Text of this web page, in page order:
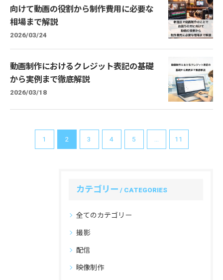
向けて動画の役割から制作費用に必要な
相場まで解説
2026/03/24
動画制作におけるクレジット表記の基礎
から実例まで徹底解説
2026/03/18
1 2 3 4 5 11
カテゴリー CATEGORIES
全てのカテゴリー
撮影
配信
映像制作